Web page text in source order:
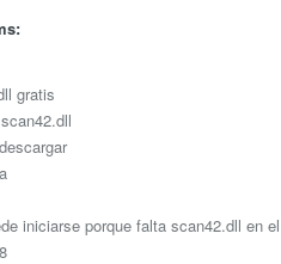
gratis
iniciarse porque falta scan42.dll en